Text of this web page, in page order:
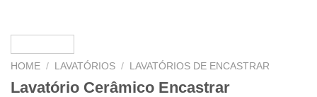
HOME / LAVATÓRIOS / LAVATÓRIOS DE ENCASTRAR
Lavatório Cerâmico Encastrar